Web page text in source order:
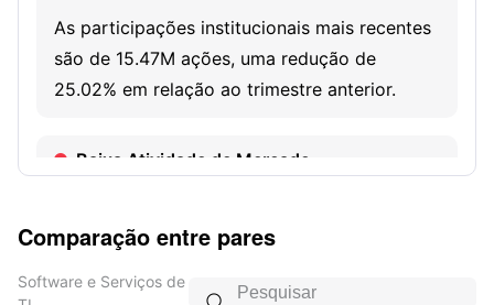
As participações institucionais mais recentes
são de 15.47M ações, uma redução de
25.02% em relação ao trimestre anterior.
Baixa Atividade de Mercado
investidores, com uma taxa de giro de 20
Comparação entre pares
Software e Serviços de